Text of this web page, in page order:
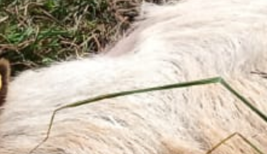
7
Tiny